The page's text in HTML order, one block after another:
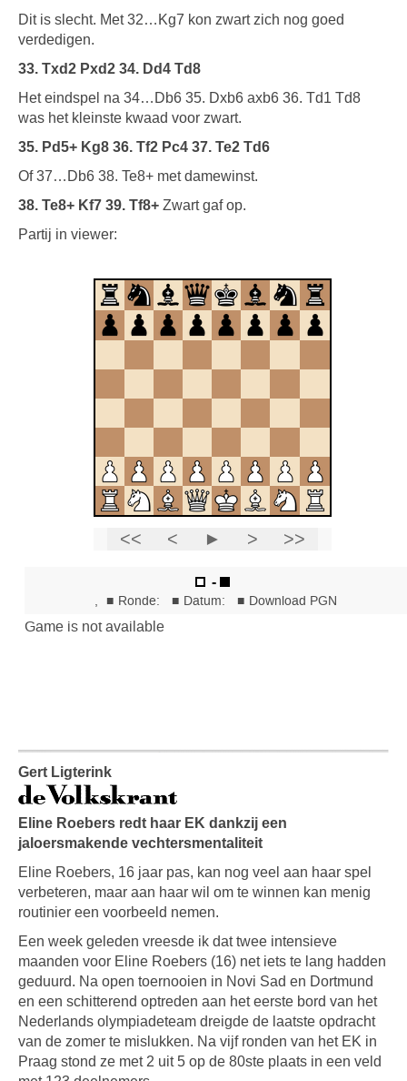
Dit is slecht. Met 32…Kg7 kon zwart zich nog goed
verdedigen.
33. Txd2 Pxd2 34. Dd4 Td8
Het eindspel na 34…Db6 35. Dxb6 axb6 36. Td1 Td8
was het kleinste kwaad voor zwart.
35. Pd5+ Kg8 36. Tf2 Pc4 37. Te2 Td6
Of 37…Db6 38. Te8+ met damewinst.
38. Te8+ Kf7 39. Tf8+ Zwart gaf op.
Partij in viewer:
Gert Ligterink
Eline Roebers redt haar EK dankzij een
jaloersmakende vechtersmentaliteit
Eline Roebers, 16 jaar pas, kan nog veel aan haar spel
verbeteren, maar aan haar wil om te winnen kan menig
routinier een voorbeeld nemen.
Een week geleden vreesde ik dat twee intensieve
maanden voor Eline Roebers (16) net iets te lang hadden
geduurd. Na open toernooien in Novi Sad en Dortmund
en een schitterend optreden aan het eerste bord van het
Nederlands olympiadeteam dreigde de laatste opdracht
van de zomer te mislukken. Na vijf ronden van het EK in
Praag stond ze met 2 uit 5 op de 80ste plaats in een veld